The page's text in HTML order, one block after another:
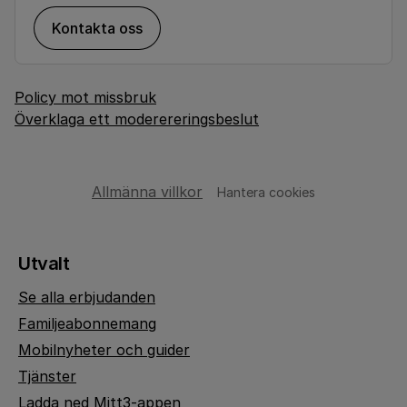
Kontakta oss
Policy mot missbruk
Överklaga ett moderereringsbeslut
Allmänna villkor Hantera cookies
Utvalt
Se alla erbjudanden
Familjeabonnemang
Mobilnyheter och guider
Tjänster
Ladda ned Mitt3-appen